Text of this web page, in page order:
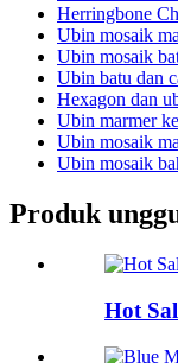
Herringbone
Ubin mosaik
Ubin mosaik
Ubin batu dan
Hexagon dan
Ubin marmer
Ubin mosaik
Ubin mosaik
Produk
Hot